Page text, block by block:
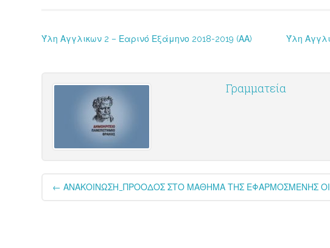
Ύλη Αγγλικων 2 – Εαρινό Εξάμηνο 2018-2019 (ΑΑ) Ύλη Αγγλικων
Γραμματεία
Post
navigation
← ΑΝΑΚΟΙΝΩΣΗ_ΠΡΟΟΔΟΣ ΣΤΟ ΜΑΘΗΜΑ ΤΗΣ ΕΦΑΡΜΟΣΜΕΝΗΣ